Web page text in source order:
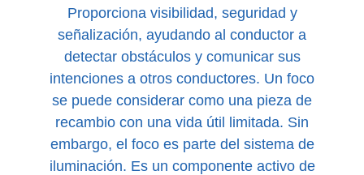
Proporciona visibilidad, seguridad y
señalización, ayudando al conductor a
detectar obstáculos y comunicar sus
intenciones a otros conductores. Un foco
se puede considerar como una pieza de
recambio con una vida útil limitada. Sin
embargo, el foco es parte del sistema de
iluminación. Es un componente activo de